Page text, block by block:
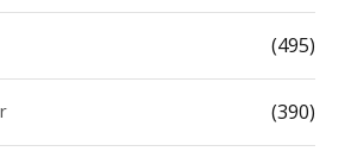
(495)
(390)